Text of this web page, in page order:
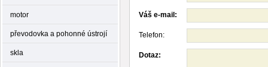
motor
převodovka a pohonné ústrojí
skla
Váš e-mail:
Telefon:
Dotaz: